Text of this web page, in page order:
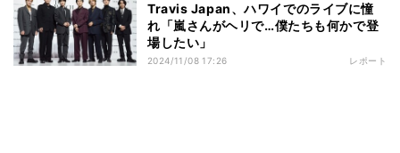
Travis Japan、ハワイでのライブに憧
れ「嵐さんがヘリで…僕たちも何かで登
場したい」
2024/11/08 17:26 レポート